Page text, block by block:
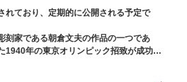
れており、定期的に公開される予定で
刻家である朝倉文夫の作品の一つであ
1940年の東京オリンピック招致が成功
されました。
納と知り合ったと推察されます。その